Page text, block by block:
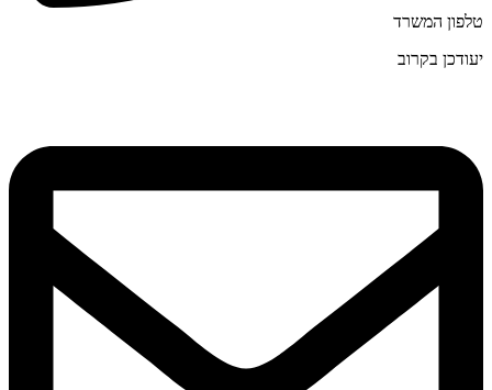
טלפון המשרד
יעודכן בקרוב